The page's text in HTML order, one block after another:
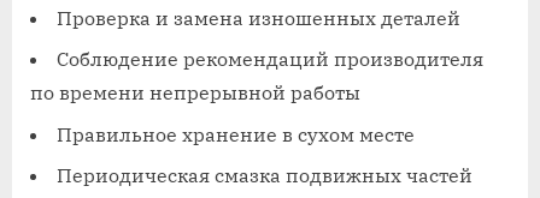
Проверка и замена изношенных деталей
Соблюдение рекомендаций производителя
по времени непрерывной работы
Правильное хранение в сухом месте
Периодическая смазка подвижных частей